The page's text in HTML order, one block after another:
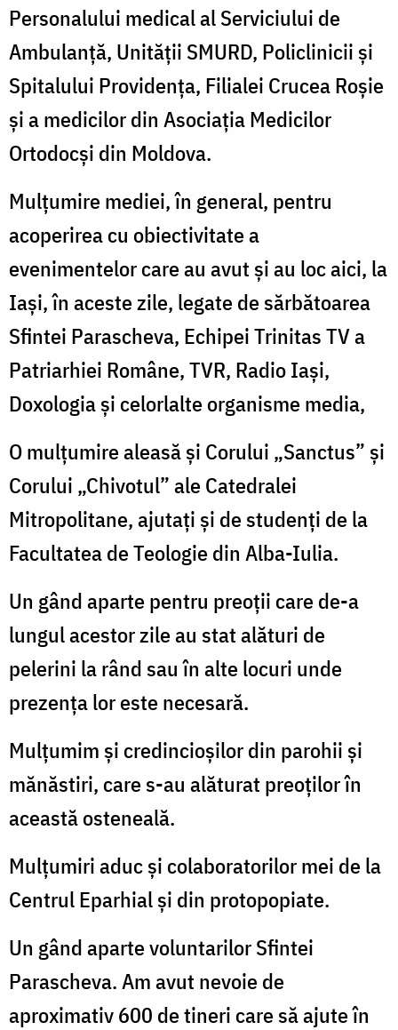
Personalului medical al Serviciului de
Ambulanță, Unității SMURD, Policlinicii și
Spitalului Providența, Filialei Crucea Roșie
și a medicilor din Asociația Medicilor
Ortodocși din Moldova.
Mulțumire mediei, în general, pentru
acoperirea cu obiectivitate a
evenimentelor care au avut și au loc aici, la
Iași, în aceste zile, legate de sărbătoarea
Sfintei Parascheva, Echipei Trinitas TV a
Patriarhiei Române, TVR, Radio Iași,
Doxologia și celorlalte organisme media,
O mulțumire aleasă și Corului „Sanctus” și
Corului „Chivotul” ale Catedralei
Mitropolitane, ajutați și de studenți de la
Facultatea de Teologie din Alba-Iulia.
Un gând aparte pentru preoții care de-a
lungul acestor zile au stat alături de
pelerini la rând sau în alte locuri unde
prezența lor este necesară.
Mulțumim și credincioșilor din parohii și
mănăstiri, care s-au alăturat preoților în
această osteneală.
Mulțumiri aduc și colaboratorilor mei de la
Centrul Eparhial și din protopopiate.
Un gând aparte voluntarilor Sfintei
Parascheva. Am avut nevoie de
aproximativ 600 de tineri care să ajute în